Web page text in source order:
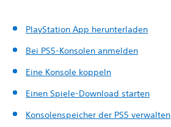
PlayStation App herunterladen
Bei PS5-Konsolen anmelden
Eine Konsole koppeln
Einen Spiele-Download starten
Konsolenspeicher der PS5 verwalten